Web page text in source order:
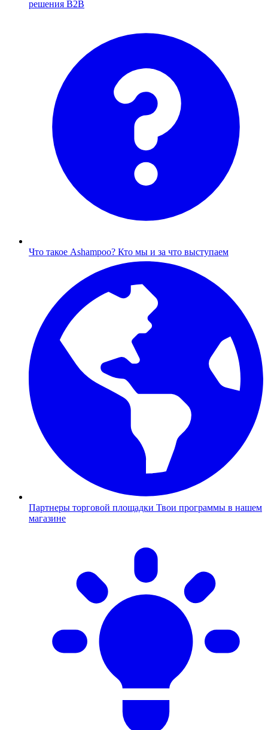
решения B2B
Что такое Ashampoo? Кто мы и за что выступаем
Партнеры торговой площадки Твои программы в нашем
магазине